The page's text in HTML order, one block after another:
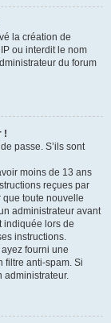
la création de
ou interdit le nom
du forum
!
passe. S’ils sont
moins de 13 ans
reçues par
toute nouvelle
administrateur avant
indiquée lors de
instructions.
fourni une
filtre anti-spam. Si
administrateur.